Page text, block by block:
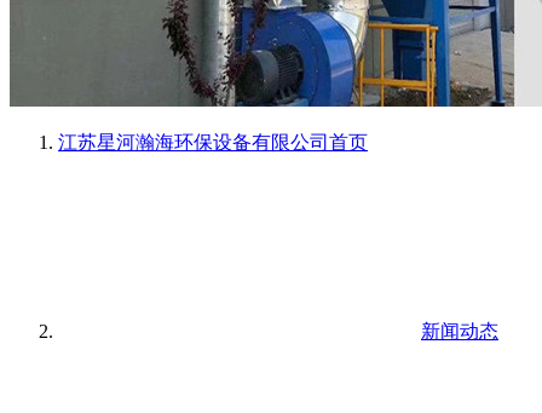
江苏星河瀚海环保设备有限公司 首页
新闻动态